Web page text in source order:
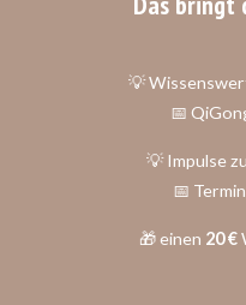
💡
📅
💡 Impulse
📅
🎁 einen 20 €